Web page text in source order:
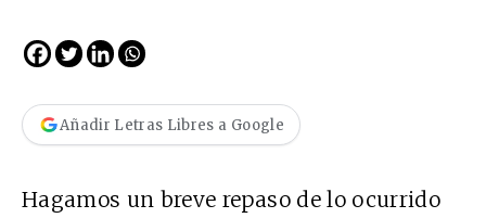
Añadir Letras Libres a Google
Hagamos un breve repaso de lo ocurrido